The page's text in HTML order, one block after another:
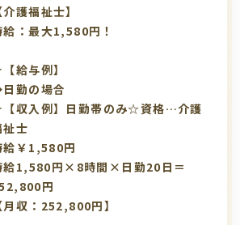
介護福祉士】
給：最大1,580円！
給与例】
勤の場合
収入例】日勤帯のみ☆資格…介護
祉士
給￥1,580円
給1,580円×8時間×日勤20日＝
円
月収：252,800円】